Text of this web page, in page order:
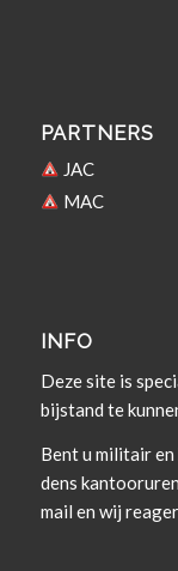
PARTNERS
JAC
MAC
INFO
Deze site is
bi­j­s­tand te
Bent u militair
dens
mail en wij